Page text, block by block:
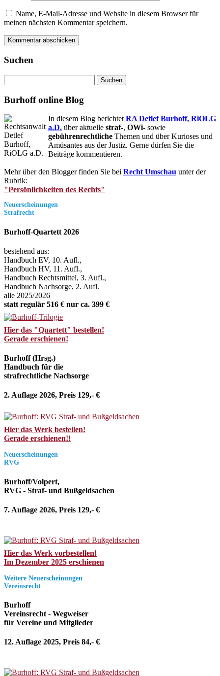
Name, E-Mail-Adresse und Website in diesem Browser für
meinen nächsten Kommentar speichern.
Suchen
nach:
Burhoff online Blog
In diesem Blog berichtet RA Detlef Burhoff, RiOLG
a.D. über aktuelle straf-, OWi- sowie
gebührenrechtliche Themen und über Kurioses und
Amüsantes aus der Justiz. Gerne dürfen Sie die
Beiträge kommentieren.
Mehr über den Blogger finden Sie bei Recht Umschau unter der
Rubrik:
"Persönlichkeiten des Rechts"
Neuerscheinungen
Strafrecht
Burhoff-Quartett 2026
bestehend aus:
Handbuch EV, 10. Aufl.,
Handbuch HV, 11. Aufl.,
Handbuch Rechtsmittel, 3. Aufl.,
Handbuch Nachsorge, 2. Aufl.
alle 2025/2026
statt regulär 516 € nur ca. 399 €
Hier das "Quartett" bestellen!
Gerade erschienen!
Burhoff (Hrsg.)
Handbuch für die
strafrechtliche Nachsorge
2. Auflage 2026, Preis 129,- €
Hier das Werk bestellen!
Gerade erschienen!!
Neuerscheinungen
RVG
Burhoff/Volpert,
RVG - Straf- und Bußgeldsachen
7. Auflage 2026, Preis 129,- €
Hier das Werk vorbestellen!
Im Dezember 2025 erschienen
Weitere Neuerscheinungen
Vereinsrecht
Burhoff
Vereinsrecht - Wegweiser
für Vereine und Mitglieder
12. Auflage 2025, Preis 84,- €